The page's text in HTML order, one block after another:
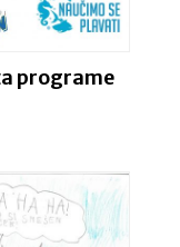
programe